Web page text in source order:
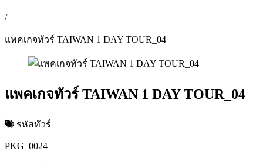
/
แพคเกจทัวร์ TAIWAN 1 DAY TOUR_04
แพคเกจทัวร์ TAIWAN 1 DAY TOUR_04
รหัสทัวร์
PKG_0024